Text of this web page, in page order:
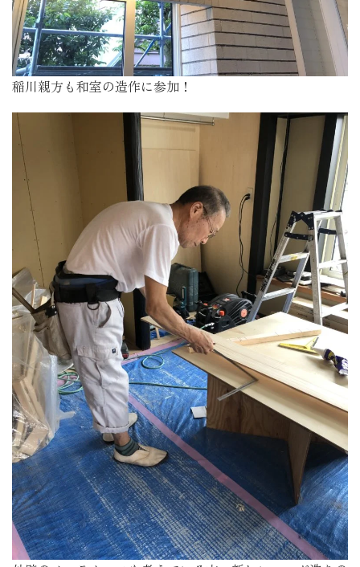
稲川親方も和室の造作に参加！